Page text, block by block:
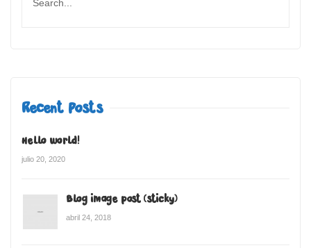
Recent Posts
Hello world!
julio 20, 2020
Blog image post (sticky)
abril 24, 2018